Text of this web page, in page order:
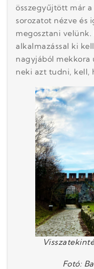
összegyűjtött már a
sorozatot nézve és
megosztani velünk.
alkalmazással ki
nagyjából
neki azt tudni, kell,
Fotó: